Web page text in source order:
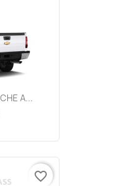
A...
favorite_border